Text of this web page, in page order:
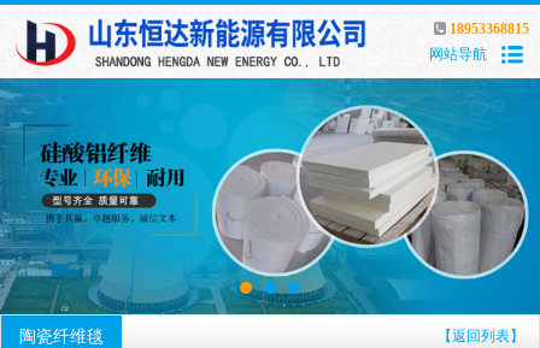
18953368815
网站导航
陶瓷纤维毯 【返回列表】